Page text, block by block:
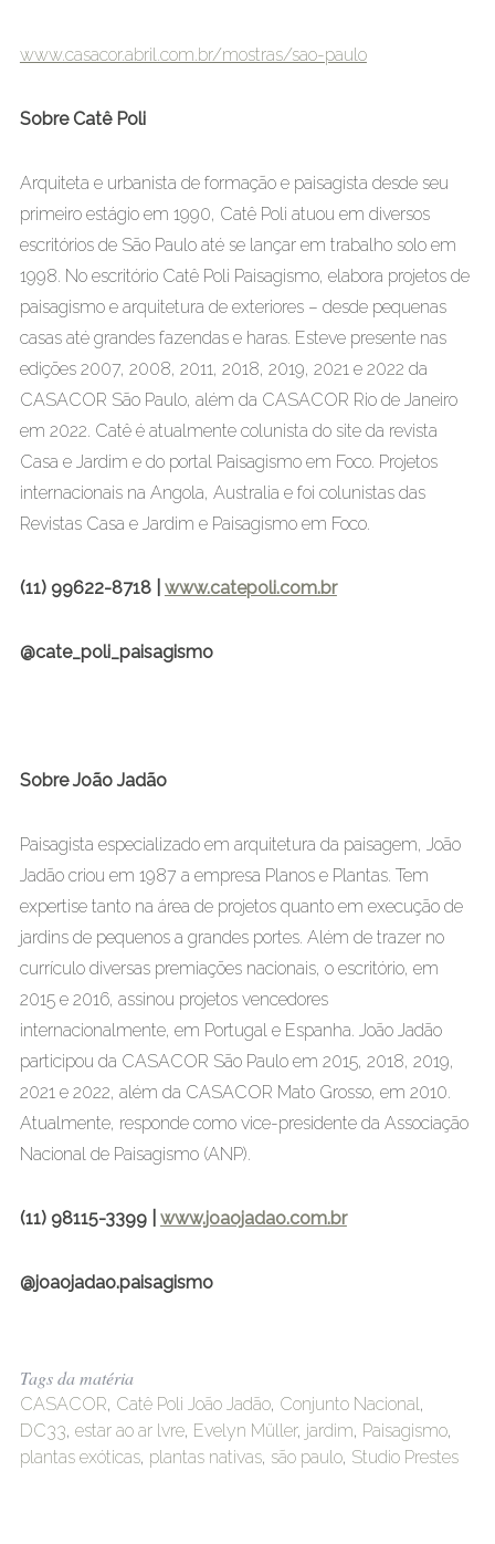
www.casacor.abril.com.br/mostras/sao-paulo
Sobre Catê Poli
Arquiteta e urbanista de formação e paisagista desde seu
primeiro estágio em 1990, Catê Poli atuou em diversos
escritórios de São Paulo até se lançar em trabalho solo em
1998. No escritório Catê Poli Paisagismo, elabora projetos de
paisagismo e arquitetura de exteriores – desde pequenas
casas até grandes fazendas e haras. Esteve presente nas
edições 2007, 2008, 2011, 2018, 2019, 2021 e 2022 da
CASACOR São Paulo, além da CASACOR Rio de Janeiro
em 2022. Catê é atualmente colunista do site da revista
Casa e Jardim e do portal Paisagismo em Foco. Projetos
internacionais na Angola, Australia e foi colunistas das
Revistas Casa e Jardim e Paisagismo em Foco.
(11) 99622-8718 | www.catepoli.com.br
@cate_poli_paisagismo
Sobre João Jadão
Paisagista especializado em arquitetura da paisagem, João
Jadão criou em 1987 a empresa Planos e Plantas. Tem
expertise tanto na área de projetos quanto em execução de
jardins de pequenos a grandes portes. Além de trazer no
currículo diversas premiações nacionais, o escritório, em
2015 e 2016, assinou projetos vencedores
internacionalmente, em Portugal e Espanha. João Jadão
participou da CASACOR São Paulo em 2015, 2018, 2019,
2021 e 2022, além da CASACOR Mato Grosso, em 2010.
Atualmente, responde como vice-presidente da Associação
Nacional de Paisagismo (ANP).
(11) 98115-3399 | www.joaojadao.com.br
@joaojadao.paisagismo
Tags da matéria
CASACOR, Catê Poli João Jadão, Conjunto Nacional,
DC33, estar ao ar lvre, Evelyn Müller, jardim, Paisagismo,
plantas exóticas, plantas nativas, são paulo, Studio Prestes